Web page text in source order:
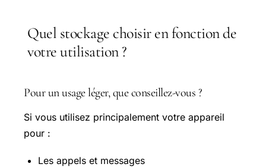
Quel stockage choisir en fonction de
votre utilisation ?
Pour un usage léger, que conseillez-vous ?
Si vous utilisez principalement votre appareil
pour :
Les appels et messages